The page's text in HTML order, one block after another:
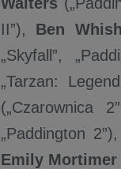
II”), Ben
„Skyfall”,
„Tarzan:
(„Czarownica
„Paddington 2”),
Emily Mortimer